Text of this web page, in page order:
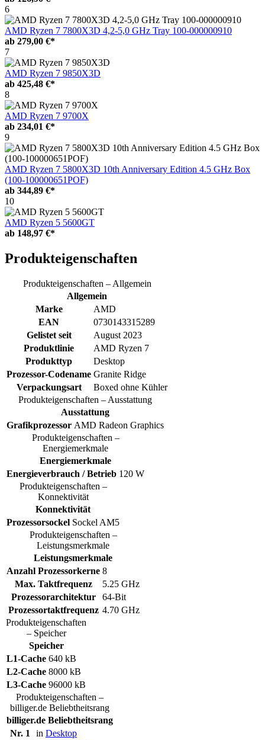
6
AMD Ryzen 7 7800X3D 4,2-5,0 GHz Tray 100-000000910
ab 279,00 €*
7
AMD Ryzen 7 9850X3D
ab 425,48 €*
8
AMD Ryzen 7 9700X
ab 234,01 €*
9
AMD Ryzen 7 5800X3D 10th Anniversary Edition 4.5 GHz Box
(100-100000651POF)
ab 344,89 €*
10
AMD Ryzen 5 5600GT
ab 148,97 €*
Produkteigenschaften
Produkteigenschaften – Allgemein
Allgemein
Marke
AMD
EAN
0730143315289
Gelistet seit
August 2023
Produktlinie
AMD Ryzen 7
Produkttyp
Desktop
Prozessor-Codename Granite Ridge
Verpackungsart
Boxed ohne Kühler
Produkteigenschaften – Ausstattung
Ausstattung
Grafikprozessor AMD Radeon Graphics
Produkteigenschaften –
Energiemerkmale
Energiemerkmale
Energieverbrauch / Betrieb 120 W
Produkteigenschaften –
Konnektivität
Konnektivität
Prozessorsockel Sockel AM5
Produkteigenschaften –
Leistungsmerkmale
Leistungsmerkmale
Anzahl Prozessorkerne 8
Max. Taktfrequenz
5.25 GHz
Prozessorarchitektur
64-Bit
Prozessortaktfrequenz 4.70 GHz
Produkteigenschaften
– Speicher
Speicher
L1-Cache 640 kB
L2-Cache 8000 kB
L3-Cache 96000 kB
Produkteigenschaften –
billiger.de Beliebtheitsrang
billiger.de Beliebtheitsrang
Nr. 1
in Desktop